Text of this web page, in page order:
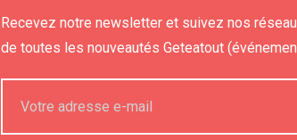
Recevez notre newsletter et suivez nos
de toutes les nouveautés Geteatout